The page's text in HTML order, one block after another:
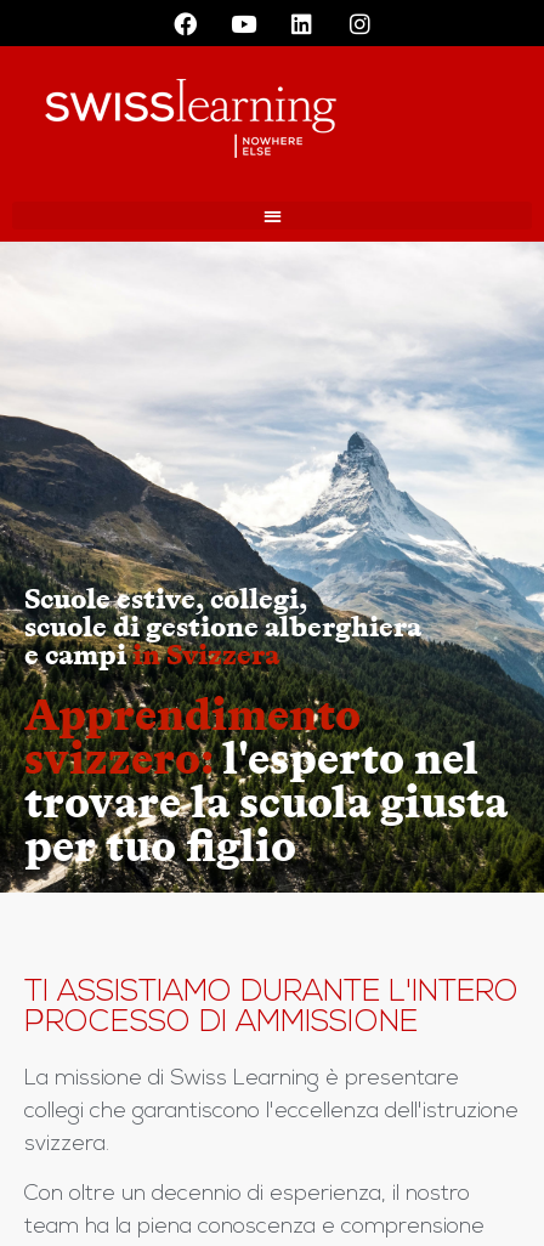
Scuole estive, collegi,
scuole di gestione alberghiera
e campiin Svizzera
Apprendimento
svizzero:l'esperto nel
trovare la scuola giusta
per tuo figlio
TI ASSISTIAMO DURANTE L'INTERO
PROCESSO DI AMMISSIONE
La missione di Swiss Learning è presentare
collegi che garantiscono l'eccellenza dell'istruzione
svizzera.
Con oltre un decennio di esperienza, il nostro
team ha la piena conoscenza e comprensione